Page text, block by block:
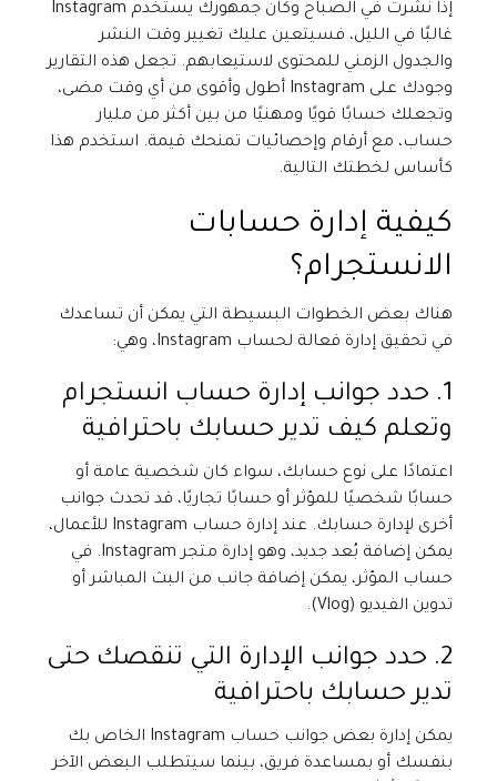
إذا نشرت في الصباح وكان جمهورك يستخدم Instagram
غالبًا في الليل، فسيتعين عليك تغيير وقت النشر
والجدول الزمني للمحتوى لاستيعابهم. تجعل هذه التقارير
وجودك على Instagram أطول وأقوى من أي وقت مضى،
وتجعلك حسابًا قويًا ومهنيًا من بين أكثر من مليار
حساب، مع أرقام وإحصائيات تمنحك قيمة. استخدم هذا
كأساس لخطتك التالية.
كيفية إدارة حسابات
الانستجرام؟
هناك بعض الخطوات البسيطة التي يمكن أن تساعدك
في تحقيق إدارة فعالة لحساب Instagram، وهي:
1. حدد جوانب إدارة حساب انستجرام
وتعلم كيف تدير حسابك باحترافية
اعتمادًا على نوع حسابك، سواء كان شخصية عامة أو
حسابًا شخصيًا للمؤثر أو حسابًا تجاريًا، قد تحدث جوانب
أخرى لإدارة حسابك. عند إدارة حساب Instagram للأعمال،
يمكن إضافة بُعد جديد، وهو إدارة متجر Instagram. في
حساب المؤثر، يمكن إضافة جانب من البث المباشر أو
تدوين الفيديو (Vlog).
2. حدد جوانب الإدارة التي تنقصك حتى
تدير حسابك باحترافية
يمكن إدارة بعض جوانب حساب Instagram الخاص بك
بنفسك أو بمساعدة فريق، بينما سيتطلب البعض الآخر